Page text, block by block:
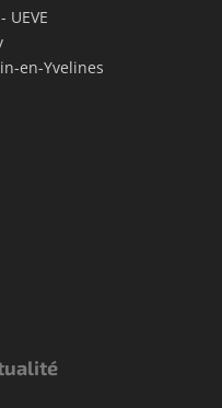
UEVE
en-Yvelines